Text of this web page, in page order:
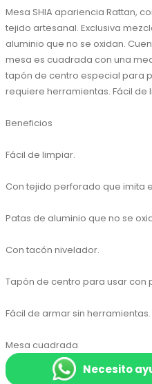
Mesa SHIA apariencia Rattan,
tejido artesanal. Exclusiva
aluminio que no se oxidan.
mesa es cuadrada con una
tapón de centro especial para
requiere herramientas. Fácil de
Beneficios
Fácil de limpiar.
Con tejido perforado que imita
Patas de aluminio que no se
Con tacón nivelador.
Tapón de centro para usar con
Fácil de armar sin herramientas.
Mesa cuadrada
Necesito